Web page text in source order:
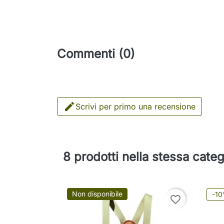
Commenti (0)
 Scrivi per primo una recensione
8 prodotti nella stessa
Non disponibile favorite_border -